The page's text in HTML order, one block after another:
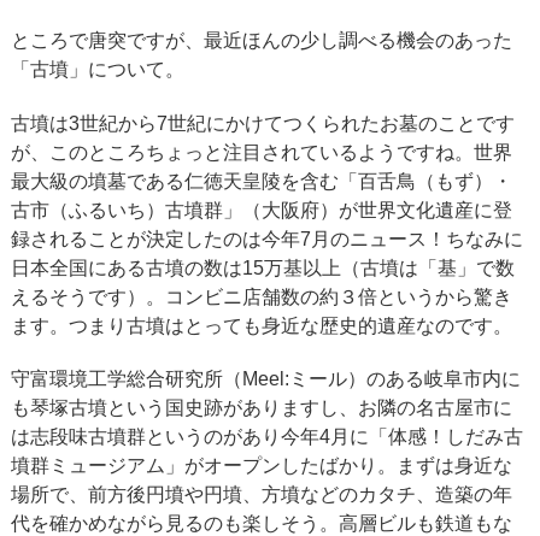
ところで唐突ですが、最近ほんの少し調べる機会のあった
「古墳」について。
古墳は3世紀から7世紀にかけてつくられたお墓のことです
が、このところちょっと注目されているようですね。世界
最大級の墳墓である仁徳天皇陵を含む「百舌鳥（もず）・
古市（ふるいち）古墳群」（大阪府）が世界文化遺産に登
録されることが決定したのは今年7月のニュース！ちなみに
日本全国にある古墳の数は15万基以上（古墳は「基」で数
えるそうです）。コンビニ店舗数の約３倍というから驚き
ます。つまり古墳はとっても身近な歴史的遺産なのです。
守富環境工学総合研究所（Meel:ミール）のある岐阜市内に
も琴塚古墳という国史跡がありますし、お隣の名古屋市に
は志段味古墳群というのがあり今年4月に「体感！しだみ古
墳群ミュージアム」がオープンしたばかり。まずは身近な
場所で、前方後円墳や円墳、方墳などのカタチ、造築の年
代を確かめながら見るのも楽しそう。高層ビルも鉄道もな